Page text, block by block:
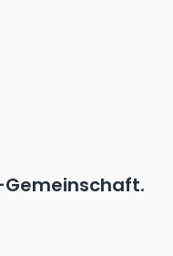
Gemeinschaft.